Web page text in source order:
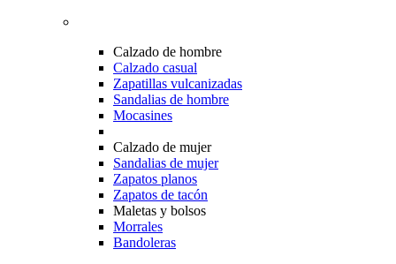
Calzado de hombre
Calzado casual
Zapatillas vulcanizadas
Sandalias de hombre
Mocasines
Calzado de mujer
Sandalias de mujer
Zapatos planos
Zapatos de tacón
Maletas y bolsos
Morrales
Bandoleras